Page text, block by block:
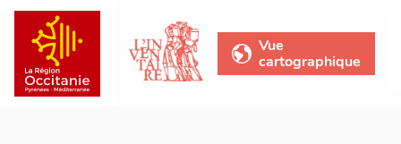
Vue
cartographique